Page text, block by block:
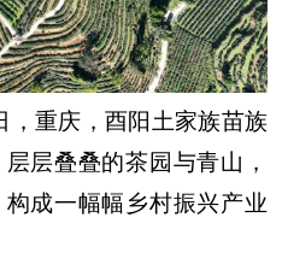
重庆，酉阳土家族苗族
层叠叠的茶园与青山，
成一幅幅乡村振兴产业